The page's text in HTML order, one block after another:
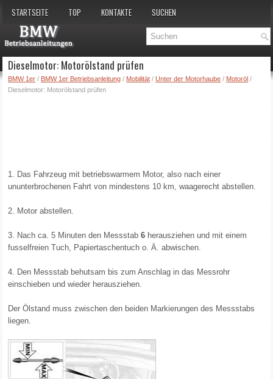
STARTSEITE TOP KONTAKTE SUCHEN
Dieselmotor: Motorölstand prüfen
BMW 1er / BMW 1er Betriebsanleitung / Mobilität /Unter der Motorhaube / Motoröl /
Dieselmotor: Motorölstand prüfen
1. Das Fahrzeug mit betriebswarmem Motor, also nach einer
ununterbrochenen Fahrt von mindestens 10 km, waagerecht abstellen.
2. Motor abstellen.
3. Nach ca. 5 Minuten den Messstab6 herausziehen und mit einem
fusselfreien Tuch, Papiertaschentuch o. Ä. abwischen.
4. Den Messstab behutsam bis zum Anschlag in das Messrohr
einschieben und wieder herausziehen.
Der Ölstand muss zwischen den beiden Markierungen des Messstabs
liegen.